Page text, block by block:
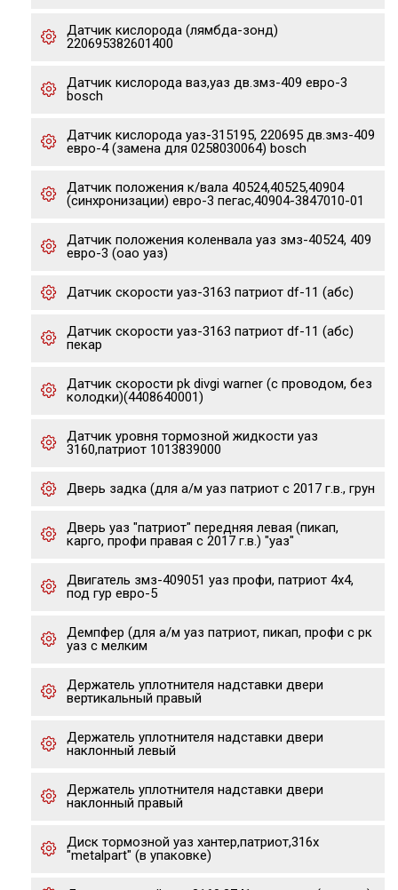
Датчик кислорода (лямбда-зонд)
220695382601400
Датчик кислорода ваз,уаз дв.змз-409 евро-3
bosch
Датчик кислорода уаз-315195, 220695 дв.змз-409
евро-4 (замена для 0258030064) bosch
Датчик положения к/вала 40524,40525,40904
(синхронизации) евро-3 пегас,40904-3847010-01
Датчик положения коленвала уаз змз-40524, 409
евро-3 (оао уаз)
Датчик скорости уаз-3163 патриот df-11 (абс)
Датчик скорости уаз-3163 патриот df-11 (абс)
пекар
Датчик скорости pk divgi warner (с проводом, без
колодки)(4408640001)
Датчик уровня тормозной жидкости уаз
3160,патриот 1013839000
Дверь задка (для а/м уаз патриот с 2017 г.в., грун
Дверь уаз "патриот" передняя левая (пикап,
карго, профи правая с 2017 г.в.) "уаз"
Двигатель змз-409051 уаз профи, патриот 4х4,
под гур евро-5
Демпфер (для а/м уаз патриот, пикап, профи с рк
уаз с мелким
Держатель уплотнителя надставки двери
вертикальный правый
Держатель уплотнителя надставки двери
наклонный левый
Держатель уплотнителя надставки двери
наклонный правый
Диск тормозной уаз хантер,патриот,316x
"metalpart" (в упаковке)